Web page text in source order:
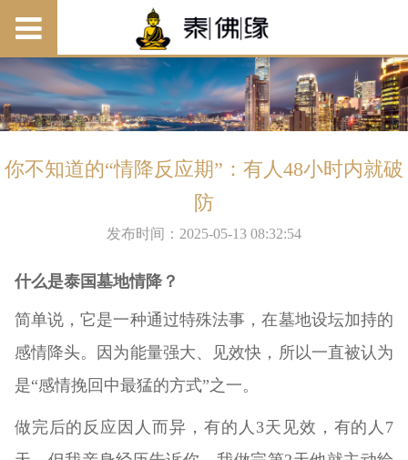
你不知道的“情降反应期”：有人48小时内就破
防
发布时间：2025-05-13 08:32:54
什么是泰国墓地情降？
简单说，它是一种通过特殊法事，在墓地设坛加持的
感情降头。因为能量强大、见效快，所以一直被认为
是“感情挽回中最猛的方式”之一。
做完后的反应因人而异，有的人3天见效，有的人7